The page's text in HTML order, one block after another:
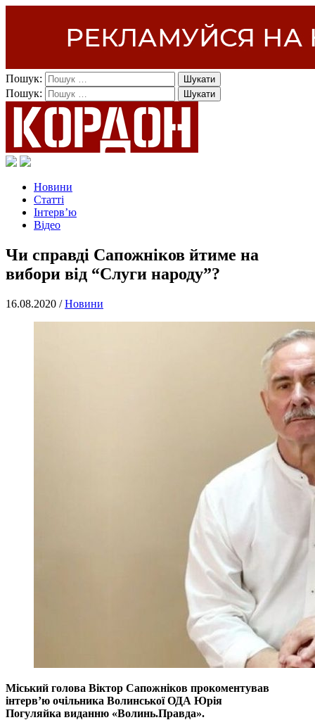
Пошук:
Пошук:
Новини
Статті
Інтерв’ю
Відео
Чи справді Сапожніков йтиме на
вибори від “Слуги народу”?
16.08.2020 /Новини
Міський голова Віктор Сапожніков прокоментував
інтерв’ю очільника Волинської ОДА Юрія
Погуляйка виданню «Волинь.Правда».